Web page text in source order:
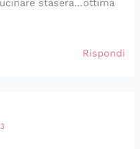
stasera…ottima
Rispondi